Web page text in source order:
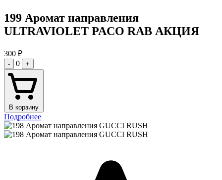
199 Аромат направления
ULTRAVIOLET PACO RAB АКЦИЯ
300 ₽
- 0 +
В корзину
Подробнее